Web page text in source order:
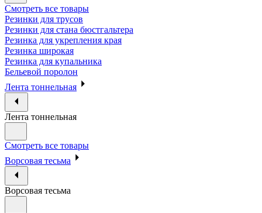
Смотреть все товары
Резинки для трусов
Резинки для стана бюстгальтера
Резинка для укрепления края
Резинка широкая
Резинка для купальника
Бельевой поролон
Лента тоннельная
Лента тоннельная
Смотреть все товары
Ворсовая тесьма
Ворсовая тесьма